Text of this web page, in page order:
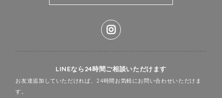
LINEなら24時間ご相談いただけます
お友達追加していただければ、24時間お気軽にお問い合わせいただけま
す。